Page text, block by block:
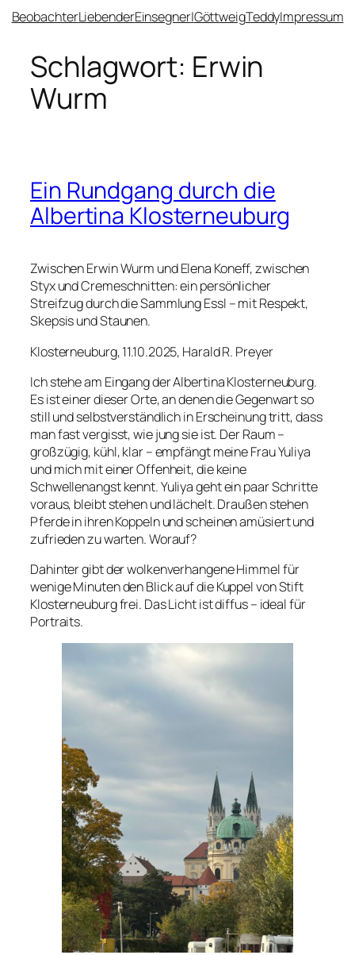
Zum
springen
BeobachterLiebenderEinsegner|GöttweigTeddyImpressum
Schlagwort: Erwin
Wurm
Ein Rundgang durch die
Albertina Klosterneuburg
Zwischen Erwin Wurm und Elena Koneff, zwischen
Styx und Cremeschnitten: ein persönlicher
Streifzug durch die Sammlung Essl – mit Respekt,
Skepsis und Staunen.
Klosterneuburg, 11.10.2025, Harald R. Preyer
Ich stehe am Eingang der Albertina Klosterneuburg.
Es ist einer dieser Orte, an denen die Gegenwart so
still und selbstverständlich in Erscheinung tritt, dass
man fast vergisst, wie jung sie ist. Der Raum –
großzügig, kühl, klar – empfängt meine Frau Yuliya
und mich mit einer Offenheit, die keine
Schwellenangst kennt. Yuliya geht ein paar Schritte
voraus, bleibt stehen und lächelt. Draußen stehen
Pferde in ihren Koppeln und scheinen amüsiert und
zufrieden zu warten. Worauf?
Dahinter gibt der wolkenverhangene Himmel für
wenige Minuten den Blick auf die Kuppel von Stift
Klosterneuburg frei. Das Licht ist diffus – ideal für
Portraits.